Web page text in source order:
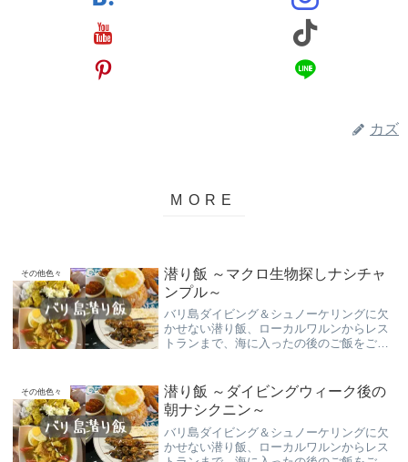
カズ
その他色々
潜り飯 ～マクロ生物探しナシチャ
ンプル～
バリ島ダイビング＆シュノーケリングに欠
かせない潜り飯、ローカルワルンからレス
トランまで、海に入ったの後のご飯をご紹
その他色々
潜り飯 ～ダイビングウィーク後の
朝ナシクニン～
バリ島ダイビング＆シュノーケリングに欠
かせない潜り飯、ローカルワルンからレス